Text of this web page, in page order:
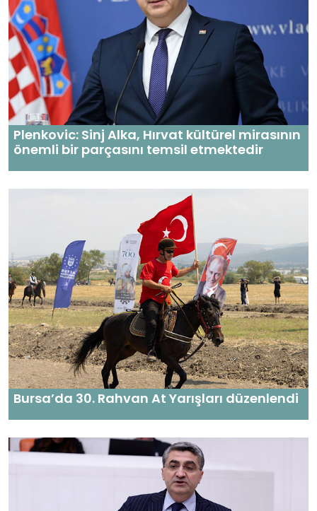
Plenkovic: Sinj Alka, Hırvat kültürel mirasının
önemli bir parçasını temsil etmektedir
Bursa’da 30. Rahvan At Yarışları düzenlendi